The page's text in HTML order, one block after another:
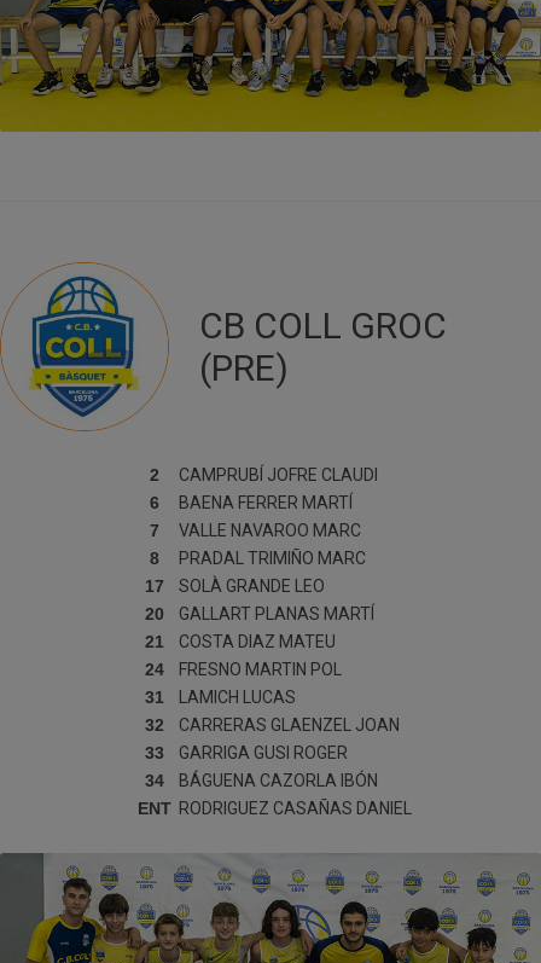
CB COLL GROC
(PRE)
2 CAMPRUBÍ JOFRE CLAUDI
6
BAENA FERRER MARTÍ
7
VALLE NAVAROO MARC
8
PRADAL TRIMIÑO MARC
17
SOLÀ GRANDE
LEO
20
GALLART PLANAS MARTÍ
21
COSTA DIAZ MATEU
24
FRESNO MARTIN POL
31
LAMICH
LUCAS
32
CARRERAS GLAENZEL
JOAN
33
GARRIGA GUSI ROGER
34
BÁGUENA CAZORLA IBÓN
ENT RODRIGUEZ CASAÑAS DANIEL